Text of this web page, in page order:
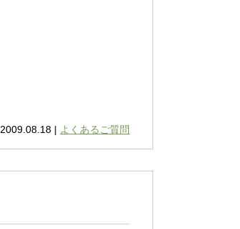
2009.08.18 | よくあるご質問